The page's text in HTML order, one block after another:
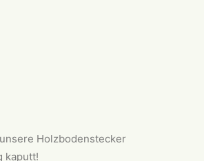
Holzbodenstecker
kaputt!